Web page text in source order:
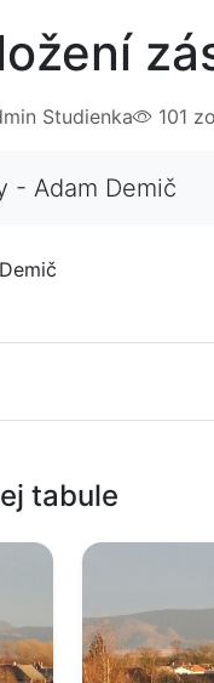
Studienka 101
- Adam Demič
tabule